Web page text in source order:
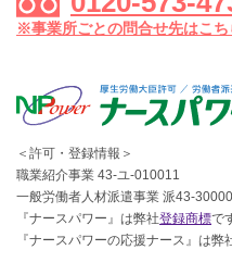
※事業所ごとの問合せ先はこち
＜許可・登録情報＞
職業紹介事業 43-ユ-010011
一般労働者人材派遣事業 派43-
『ナースパワー』は弊社登録商標で
『ナースパワーの応援ナース』は弊